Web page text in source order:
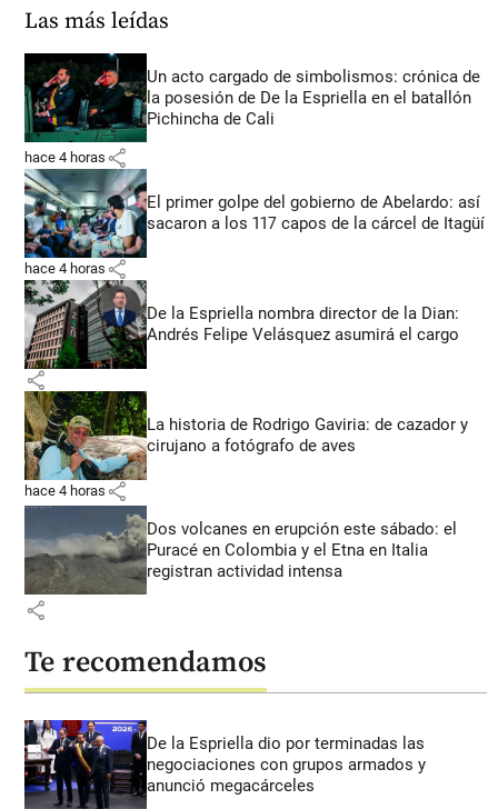
Las más leídas
Un acto cargado de simbolismos: crónica de
la posesión de De la Espriella en el batallón
Pichincha de Cali
hace 4 horas share
El primer golpe del gobierno de Abelardo: así
sacaron a los 117 capos de la cárcel de Itagüí
hace 4 horas share
De la Espriella nombra director de la Dian:
Andrés Felipe Velásquez asumirá el cargo
share
La historia de Rodrigo Gaviria: de cazador y
cirujano a fotógrafo de aves
hace 4 horas share
Dos volcanes en erupción este sábado: el
Puracé en Colombia y el Etna en Italia
registran actividad intensa
share
Te recomendamos
De la Espriella dio por terminadas las
negociaciones con grupos armados y
anunció megacárceles